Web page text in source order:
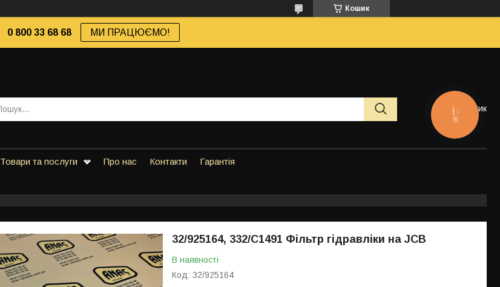
Кошик
0 800 33 68 68 МИ ПРАЦЮЄМО!
Кошик
Товари та послуги Про нас Контакти Гарантія
32/925164, 332/C1491 Фільтр гідравліки на JCB
В наявності
Код: 32/925164
КНОПКА
ЗВ'ЯЗКУ